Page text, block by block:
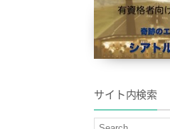
サイト内検索